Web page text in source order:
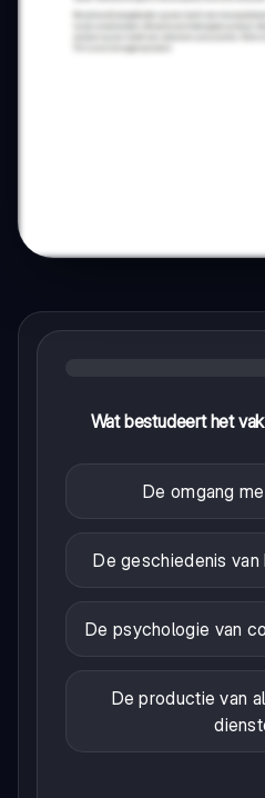
Wat bestudeert het
De omgang
De geschiedenis
De psychologie van
De productie van